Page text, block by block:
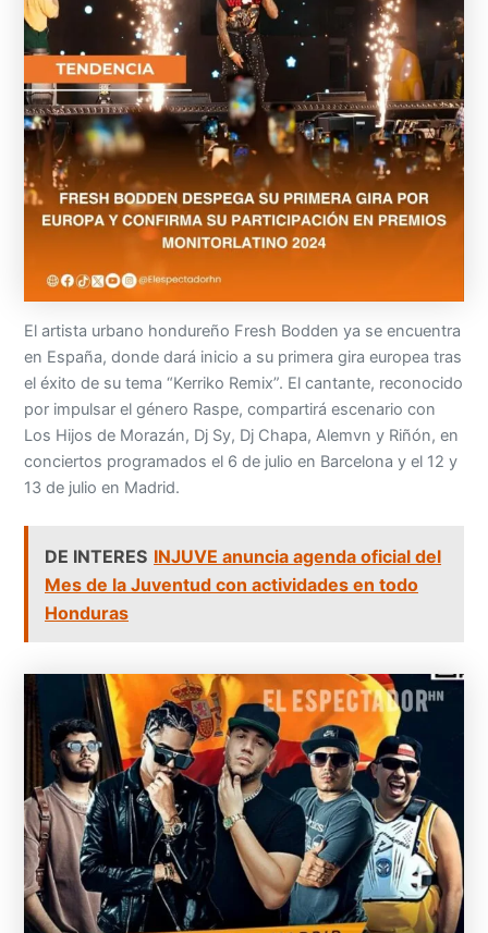
El artista urbano hondureño Fresh Bodden ya se encuentra
en España, donde dará inicio a su primera gira europea tras
el éxito de su tema “Kerriko Remix”. El cantante, reconocido
por impulsar el género Raspe, compartirá escenario con
Los Hijos de Morazán, Dj Sy, Dj Chapa, Alemvn y Riñón, en
conciertos programados el 6 de julio en Barcelona y el 12 y
13 de julio en Madrid.
DE INTERES INJUVE anuncia agenda oficial del
Mes de la Juventud con actividades en todo
Honduras